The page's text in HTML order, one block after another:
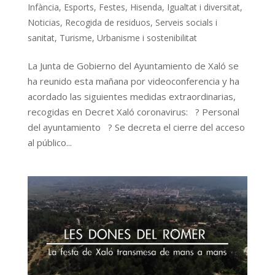
Infància, Esports, Festes, Hisenda, Igualtat i diversitat,
Noticias, Recogida de residuos, Serveis socials i
sanitat, Turisme, Urbanisme i sostenibilitat
La Junta de Gobierno del Ayuntamiento de Xaló se
ha reunido esta mañana por videoconferencia y ha
acordado las siguientes medidas extraordinarias,
recogidas en Decret Xaló coronavirus: ? Personal
del ayuntamiento ? Se decreta el cierre del acceso
al público...